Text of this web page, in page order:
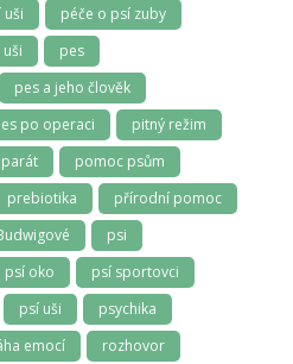
uši
péče o psí zuby
pes
pes a jeho člověk
po operaci
pitný režim
pomoc psům
prebiotika
přírodní pomoc
psi
psí oko
psí sportovci
psí uši
psychika
emocí
rozhovor